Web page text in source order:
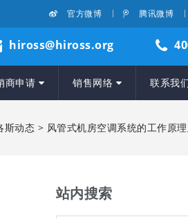
官方微博 腾讯微博
hiross@hiross.org
商申请 销售网络 联系我
斯动态 > 风管式机房空调系统的工作原
站内搜索